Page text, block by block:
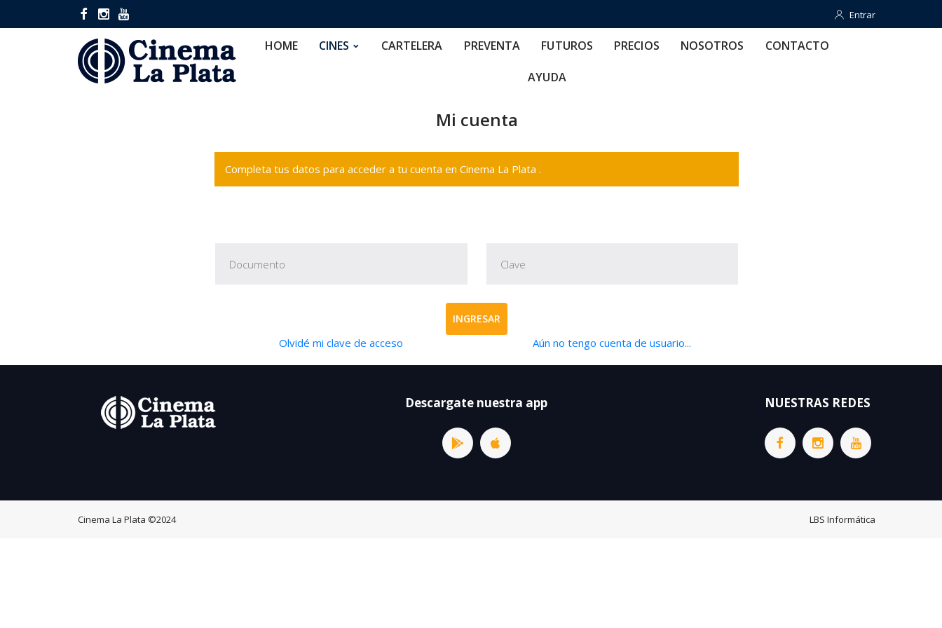
Entrar
Entrar
HOME CINES CARTELERA PREVENTA FUTUROS PRECIOS NOSOTROS CONTACTO
AYUDA
Mi cuenta
Completa tus datos para acceder a tu cuenta en Cinema La Plata .
INGRESAR
Olvidé mi clave de acceso Aún no tengo cuenta de usuario...
Descargate nuestra app NUESTRAS REDES
Cinema La Plata ©2024 LBS Informática